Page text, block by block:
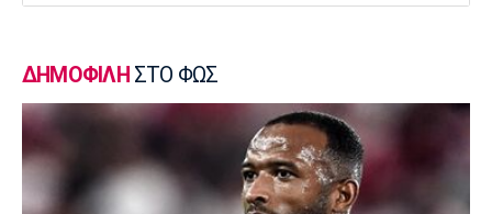
Παίκτης της ΑΕΛ ο Ρισβάνης
15:15
Εθνικές Μπάσκετ
Δεύτερη ήττα της Εθνικής Παίδων στο
Ευρωμπάσκετ Κ16
ΔΗΜΟΦΙΛΗ ΣΤΟ ΦΩΣ